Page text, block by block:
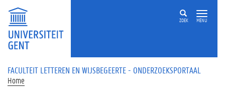
Overslaan en naar de inhoud gaan
ZOEK MENU
FACULTEIT LETTEREN EN WIJSBEGEERTE - ONDERZOEKSPORTAAL
Home